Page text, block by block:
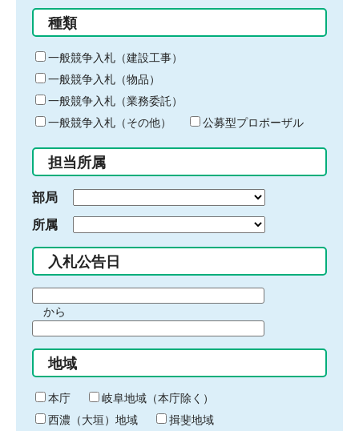
る
キ
ー
ワ
ー
ド
入
力
種類
一般競争入札（建設工事）
一般競争入札（物品）
一般競争入札（業務委託）
一般競争入札（その他）
公募型プロポーザル
担当所属
部局
所属
入札公告日
間
始
り
から
間
終
わ
り
地域
本庁
岐阜地域（本庁除く）
西濃（大垣）地域
揖斐地域